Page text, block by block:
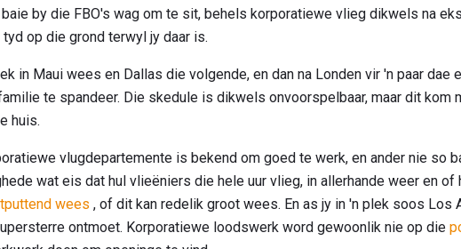
baie by die FBO's wag om te sit, behels korporatiewe vlieg dikwels na
op die grond terwyl jy daar is.
in Maui wees en Dallas die volgende, en dan na Londen vir 'n paar dae
te spandeer. Die skedule is dikwels onvoorspelbaar, maar dit kom
huis.
vlugdepartemente is bekend om goed te werk, en ander nie so
wat eis dat hul vlieëniers die hele uur vlieg, in allerhande weer en
wees , of dit kan redelik groot wees. En as jy in 'n plek soos Los
ontmoet. Korporatiewe loodswerk word gewoonlik nie op die